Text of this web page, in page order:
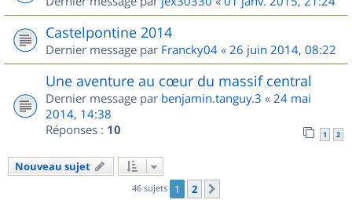
Castelpontine 2014
Dernier message par Francky04 « 26 juin 2014, 08:22
Une aventure au cœur du massif central
Dernier message par benjamin.tanguy.3 « 24 mai
2014, 14:38
Réponses : 10 1 2
Nouveau sujet
46 sujets 1 2